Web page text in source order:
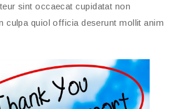
sint occaecat cupidatat non
culpa quiol officia deserunt mollit anim